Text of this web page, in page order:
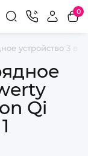
0
устройство 3 в
Qi